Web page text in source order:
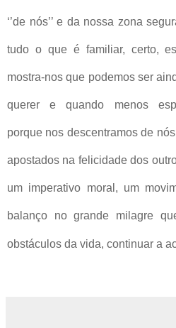
‘’de nós’’ e da nossa zona
tudo o que é familiar, certo,
mostra-nos que podemos ser
querer e quando menos
porque nos descentramos de
apostados na felicidade dos
um imperativo moral, um
balanço no grande milagre
obstáculos da vida, continuar a